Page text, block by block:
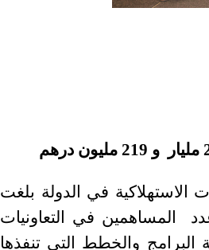
الاستهلاكية في الدولة بلغت
2018، كما بلغ عدد المساهمين في التعاونيات
البرامج والخطط التي تنفذها
Set